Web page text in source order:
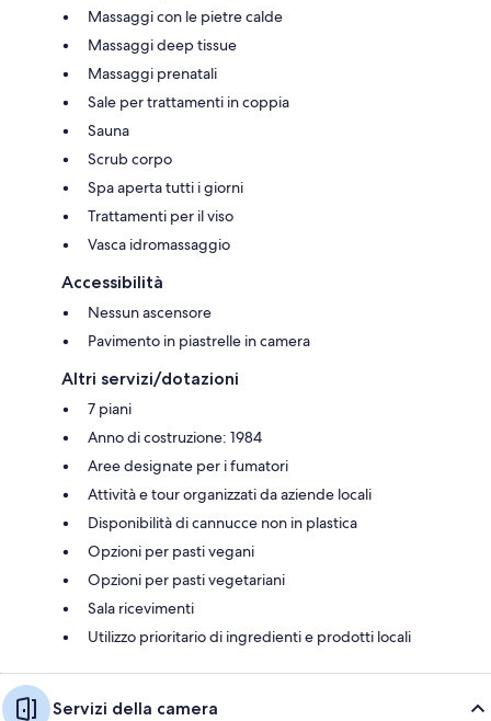
Massaggi con le pietre calde
Massaggi deep tissue
Massaggi prenatali
Sale per trattamenti in coppia
Sauna
Scrub corpo
Spa aperta tutti i giorni
Trattamenti per il viso
Vasca idromassaggio
Accessibilità
Nessun ascensore
Pavimento in piastrelle in camera
Altri servizi/dotazioni
7 piani
Anno di costruzione: 1984
Aree designate per i fumatori
Attività e tour organizzati da aziende locali
Disponibilità di cannucce non in plastica
Opzioni per pasti vegani
Opzioni per pasti vegetariani
Sala ricevimenti
Utilizzo prioritario di ingredienti e prodotti locali
Servizi della camera